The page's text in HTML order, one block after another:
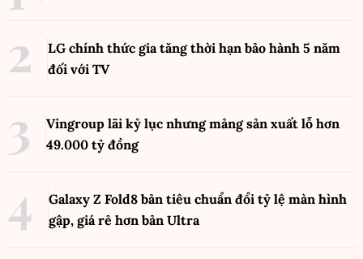
LG chính thức gia tăng thời hạn bảo hành 5 năm
đối với TV
Vingroup lãi kỷ lục nhưng mảng sản xuất lỗ hơn
49.000 tỷ đồng
Galaxy Z Fold8 bản tiêu chuẩn đổi tỷ lệ màn hình
gập, giá rẻ hơn bản Ultra